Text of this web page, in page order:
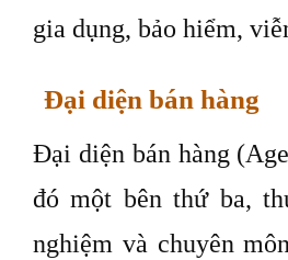
gia dụng, bảo hiểm,
Đại diện bán hàng
Đại diện bán hàng
đó một bên thứ ba,
nghiệm và chuyên